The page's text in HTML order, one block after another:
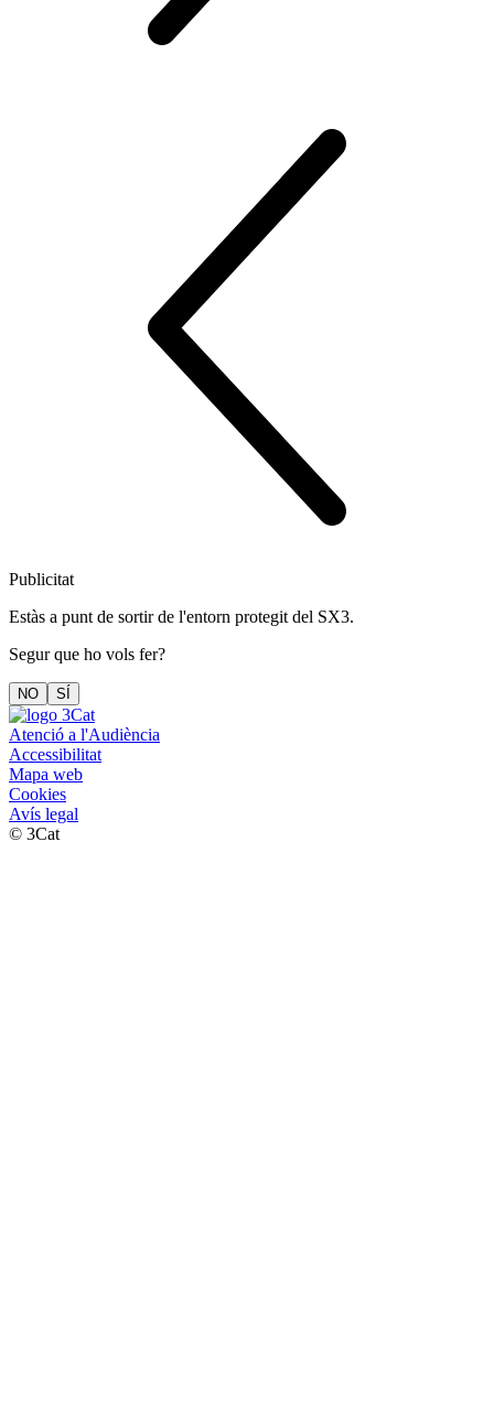
Publicitat
Estàs a punt de sortir de l'entorn protegit del SX3.
Segur que ho vols fer?
NO SÍ
Atenció a l'Audiència
Accessibilitat
Mapa web
Cookies
Avís legal
© 3Cat